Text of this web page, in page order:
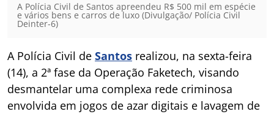
A Polícia Civil de Santos apreendeu R$ 500 mil em espécie
e vários bens e carros de luxo (Divulgação/ Polícia Civil
Deinter-6)
A Polícia Civil de Santos realizou, na sexta-feira
(14), a 2ª fase da Operação Faketech, visando
desmantelar uma complexa rede criminosa
envolvida em jogos de azar digitais e lavagem de